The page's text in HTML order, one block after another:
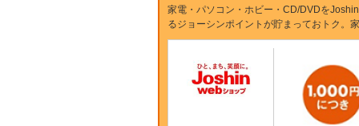
家電・パソコン・ホビー・CD/DVDを
るジョーシンポイントが貯まっておトク。